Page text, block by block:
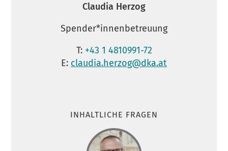
Claudia Herzog
Spender*innenbetreuung
T: +43 1 4810991-72
E: claudia.herzog@dka.at
INHALTLICHE FRAGEN